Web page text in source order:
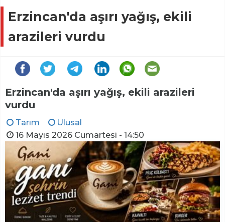
Erzincan'da aşırı yağış, ekili
arazileri vurdu
Erzincan'da aşırı yağış, ekili arazileri
vurdu
Tarım
Ulusal
16 Mayıs 2026 Cumartesi - 14:50